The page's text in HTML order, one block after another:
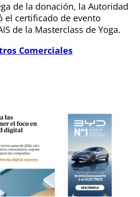
de la donación, la Autoridad
el certificado de evento
de la Masterclass de Yoga.
Comerciales